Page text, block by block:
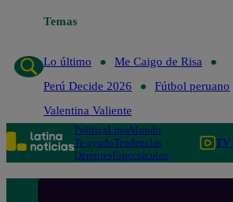
Temas
Lo último
Me Caigo de Risa
Perú Decide 2026
Fútbol peruano
Valentina Valiente
PolíticaLimaMundo
Te ayudoTendencias
DeportesEspectáculos
TV